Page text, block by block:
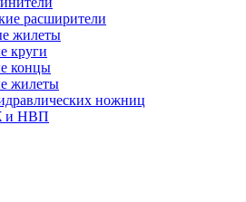
расширители
жилеты
круги
концы
жилеты
ножниц
и НВП